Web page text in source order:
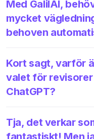
Med GalilAI,
mycket
behoven
Kort sagt, varför
valet för
ChatGPT?
Tja, det verkar
fantastiskt! Men